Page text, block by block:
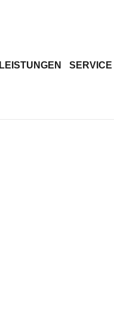
LEISTUNGEN SERVICE